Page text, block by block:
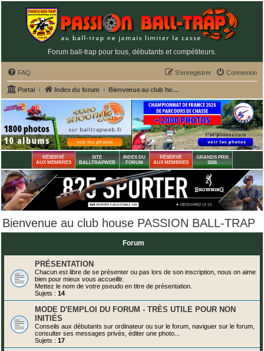
Forum ball-trap pour tous, débutants et compétiteurs.
FAQ Connexion
S’enregistrer
Portal Index du forum Bienvenue au club house PASSION BALL-TRAP
RÉSERVÉ
AUX MEMBRES
SITE
BALLTRAPWEB
INDEX DU
FORUM
RÉSERVÉ
AUX MEMBRES
GRANDS PRIX
2026
Bienvenue au club house PASSION BALL-TRAP
Forum
PRÉSENTATION
Chacun est libre de se présenter ou pas lors de son inscription, nous on aime
bien pour mieux vous accueillir.
Mettez le nom de votre pseudo en titre de présentation.
Sujets : 14
MODE D'EMPLOI DU FORUM - TRÈS UTILE POUR NON
INITIÉS
Conseils aux débutants sur ordinateur ou sur le forum, naviguer sur le forum,
consulter ses messages privés, éditer une photo...
Sujets : 17